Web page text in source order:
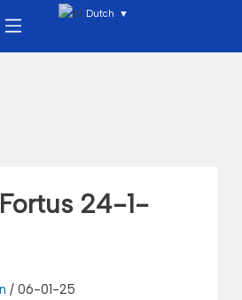
Menu Dutch ▼
24-1-
/ 06-01-25